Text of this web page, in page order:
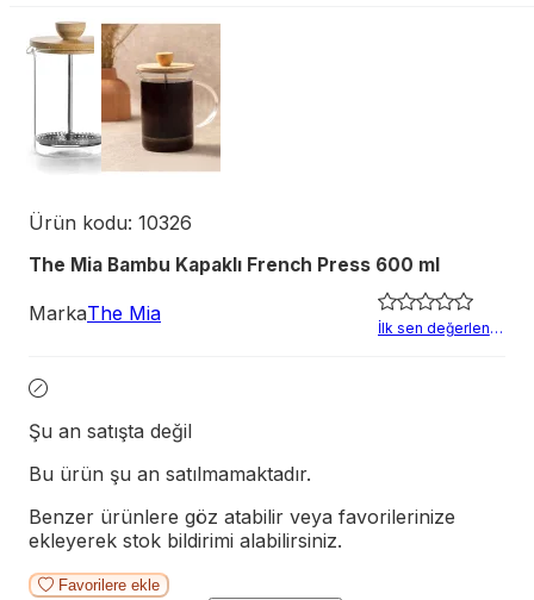
Ürün kodu: 10326
The Mia Bambu Kapaklı French Press 600 ml
MarkaThe Mia
İlk sen değerlendir
Şu an satışta değil
Bu ürün şu an satılmamaktadır.
Benzer ürünlere göz atabilir veya favorilerinize
ekleyerek stok bildirimi alabilirsiniz.
Favorilere ekle